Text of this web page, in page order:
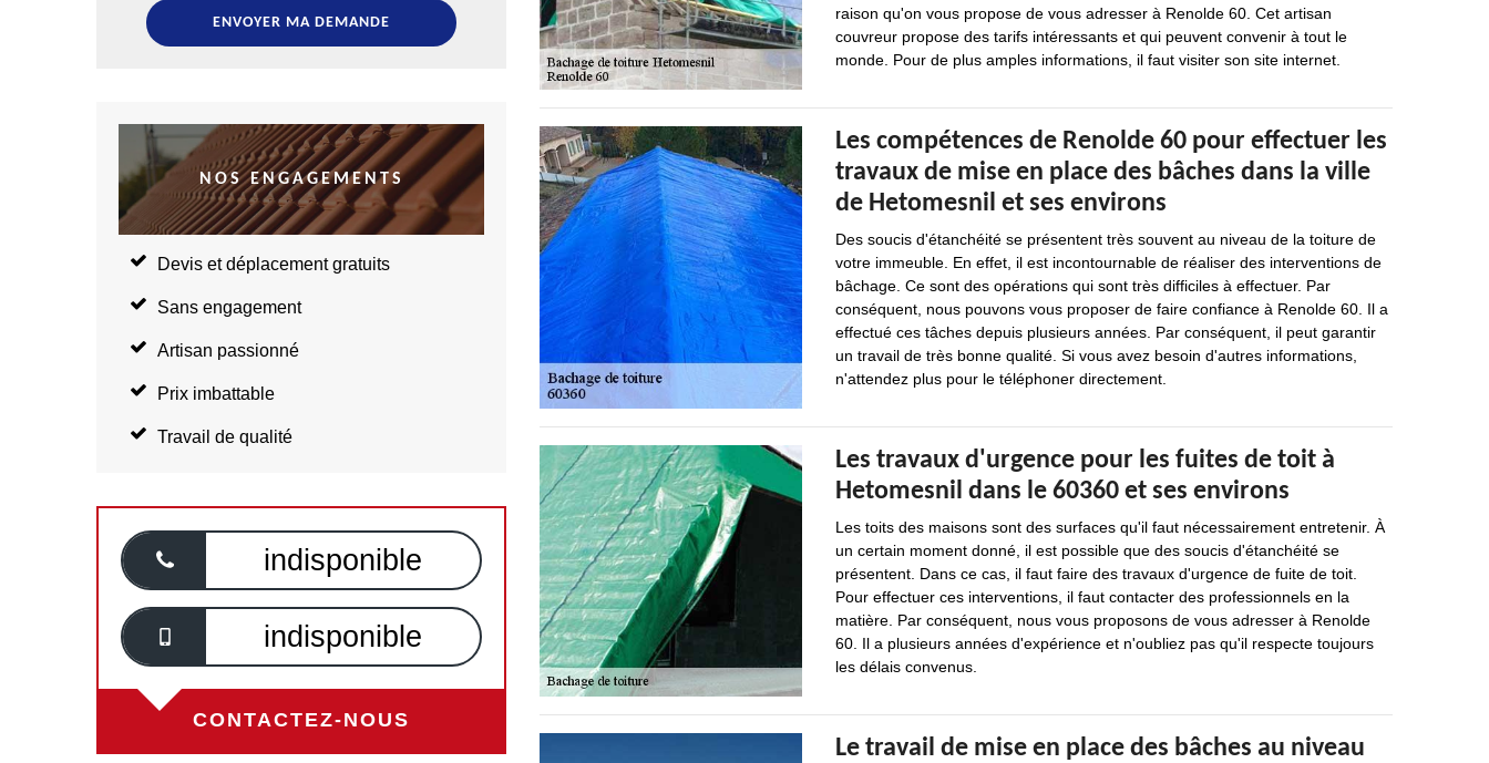
NOS ENGAGEMENTS
Devis et déplacement gratuits
Sans engagement
Artisan passionné
Prix imbattable
Travail de qualité
indisponible
indisponible
CONTACTEZ-NOUS
raison qu'on vous propose de vous adresser à Renolde 60. Cet artisan
couvreur propose des tarifs intéressants et qui peuvent convenir à tout le
monde. Pour de plus amples informations, il faut visiter son site internet.
Les compétences de Renolde 60 pour effectuer les
travaux de mise en place des bâches dans la ville
de Hetomesnil et ses environs
Des soucis d'étanchéité se présentent très souvent au niveau de la toiture de
votre immeuble. En effet, il est incontournable de réaliser des interventions de
bâchage. Ce sont des opérations qui sont très difficiles à effectuer. Par
conséquent, nous pouvons vous proposer de faire confiance à Renolde 60. Il a
effectué ces tâches depuis plusieurs années. Par conséquent, il peut garantir
un travail de très bonne qualité. Si vous avez besoin d'autres informations,
n'attendez plus pour le téléphoner directement.
Les travaux d'urgence pour les fuites de toit à
Hetomesnil dans le 60360 et ses environs
Les toits des maisons sont des surfaces qu'il faut nécessairement entretenir. À
un certain moment donné, il est possible que des soucis d'étanchéité se
présentent. Dans ce cas, il faut faire des travaux d'urgence de fuite de toit.
Pour effectuer ces interventions, il faut contacter des professionnels en la
matière. Par conséquent, nous vous proposons de vous adresser à Renolde
60. Il a plusieurs années d'expérience et n'oubliez pas qu'il respecte toujours
les délais convenus.
Le travail de mise en place des bâches au niveau